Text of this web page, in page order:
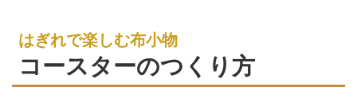
はぎれで楽しむ布小物
コースターのつくり方